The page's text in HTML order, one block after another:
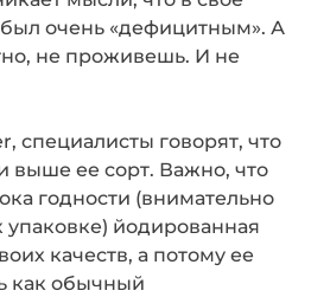
очень «дефицитным». А
не проживешь. И не
специалисты говорят, что
выше ее сорт. Важно, что
годности (внимательно
упаковке) йодированная
качеств, а потому ее
как обычный